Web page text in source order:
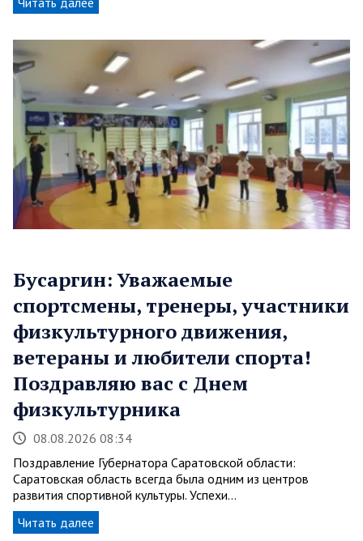
Бусаргин: Уважаемые
спортсмены, тренеры, участники
физкультурного движения,
ветераны и любители спорта!
Поздравляю вас с Днем
физкультурника
08.08.2026 08:34
Поздравление Губернатора Саратовской области:
Саратовская область всегда была одним из центров
развития спортивной культуры. Успехи…
Читать далее